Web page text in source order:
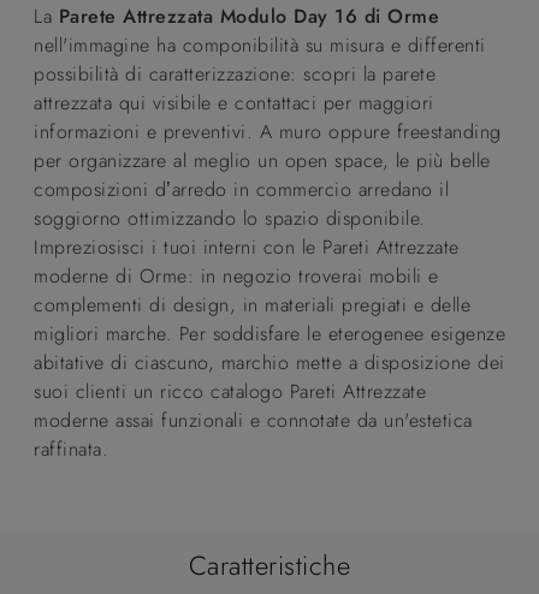
La Parete Attrezzata Modulo Day 16 di Orme
nell'immagine ha componibilità su misura e differenti
possibilità di caratterizzazione: scopri la parete
attrezzata qui visibile e contattaci per maggiori
informazioni e preventivi. A muro oppure freestanding
per organizzare al meglio un open space, le più belle
composizioni d’arredo in commercio arredano il
soggiorno ottimizzando lo spazio disponibile.
Impreziosisci i tuoi interni con le Pareti Attrezzate
moderne di Orme: in negozio troverai mobili e
complementi di design, in materiali pregiati e delle
migliori marche. Per soddisfare le eterogenee esigenze
abitative di ciascuno, marchio mette a disposizione dei
suoi clienti un ricco catalogo Pareti Attrezzate
moderne assai funzionali e connotate da un'estetica
raffinata.
Caratteristiche